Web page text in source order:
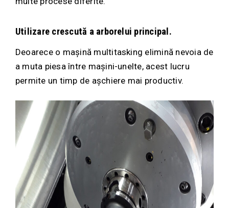
Utilizare crescută a arborelui principal.
Deoarece o mașină multitasking elimină nevoia de
a muta piesa între mașini-unelte, acest lucru
permite un timp de așchiere mai productiv.